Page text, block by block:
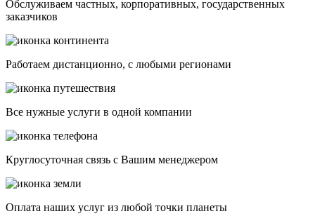
Обслуживаем частных, корпоративных, государственных
заказчиков
Работаем дистанционно, с любыми регионами
Все нужные услуги в одной компании
Круглосуточная связь с Вашим менеджером
Оплата наших услуг из любой точки планеты